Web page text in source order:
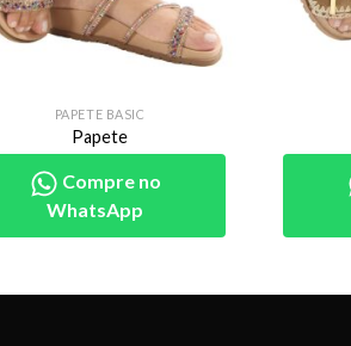
PAPETE BASIC
Papete
Compre no
WhatsApp